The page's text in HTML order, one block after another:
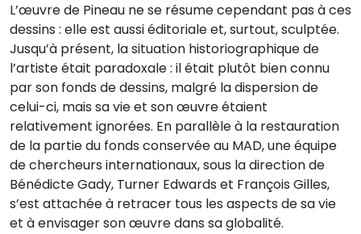
L’œuvre de Pineau ne se résume cependant pas à ces
dessins : elle est aussi éditoriale et, surtout, sculptée.
Jusqu’à présent, la situation historiographique de
l’artiste était paradoxale : il était plutôt bien connu
par son fonds de dessins, malgré la dispersion de
celui-ci, mais sa vie et son œuvre étaient
relativement ignorées. En parallèle à la restauration
de la partie du fonds conservée au MAD, une équipe
de chercheurs internationaux, sous la direction de
Bénédicte Gady, Turner Edwards et François Gilles,
s’est attachée à retracer tous les aspects de sa vie
et à envisager son œuvre dans sa globalité.